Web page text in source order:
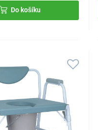
Do košíku